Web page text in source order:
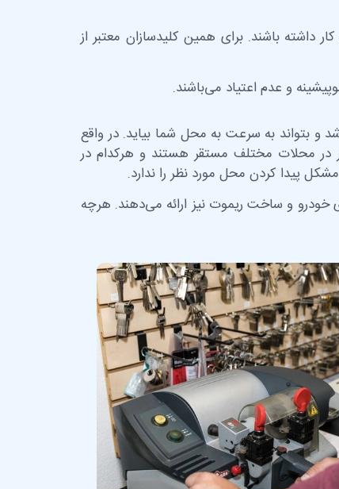
داشته باشند. برای همین کلیدسازان معتبر از
و عدم اعتیاد می‌باشند.
و بتواند به سرعت به محل شما بیاید. در واقع
در محلات مختلف مستقر هستند و هرکدام در
پیدا کردن محل مورد نظر را ندارد.
خودرو و ساخت ریموت نیز ارائه می‌دهند. هرچه